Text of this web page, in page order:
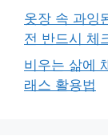
옷장 속 과잉
전 반드시 체
비우는 삶에
래스 활용법